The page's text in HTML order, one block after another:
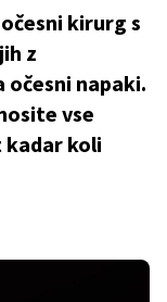
kirurg s
z
napaki.
vse
kadar koli